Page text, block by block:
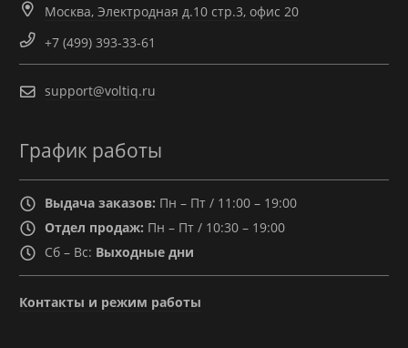
Москва, Электродная д.10 стр.3, офис 20
+7 (499) 393-33-61
support@voltiq.ru
График работы
Выдача заказов: Пн – Пт / 11:00 – 19:00
Отдел продаж: Пн – Пт / 10:30 – 19:00
Сб – Вс: Выходные дни
Контакты и режим работы